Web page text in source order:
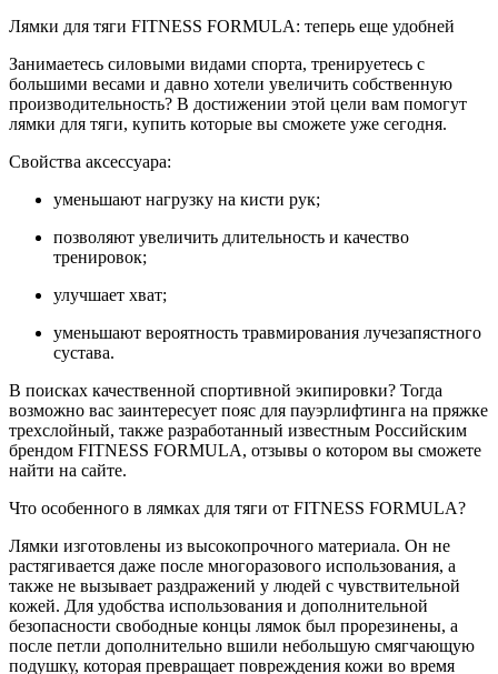
Лямки для тяги FITNESS FORMULA: теперь еще удобней
Занимаетесь силовыми видами спорта, тренируетесь с
большими весами и давно хотели увеличить собственную
производительность? В достижении этой цели вам помогут
лямки для тяги, купить которые вы сможете уже сегодня.
Свойства аксессуара:
уменьшают нагрузку на кисти рук;
позволяют увеличить длительность и качество
тренировок;
улучшает хват;
уменьшают вероятность травмирования лучезапястного
сустава.
В поисках качественной спортивной экипировки? Тогда
возможно вас заинтересует пояс для пауэрлифтинга на пряжке
трехслойный, также разработанный известным Российским
брендом FITNESS FORMULA, отзывы о котором вы сможете
найти на сайте.
Что особенного в лямках для тяги от FITNESS FORMULA?
Лямки изготовлены из высокопрочного материала. Он не
растягивается даже после многоразового использования, а
также не вызывает раздражений у людей с чувствительной
кожей. Для удобства использования и дополнительной
безопасности свободные концы лямок был прорезинены, а
после петли дополнительно вшили небольшую смягчающую
подушку, которая превращает повреждения кожи во время